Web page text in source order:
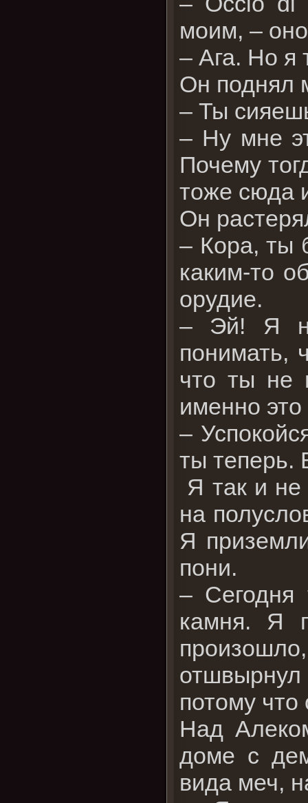
моим, –
– Ага. Но я
Он поднял
– Ты
– Ну мне
Почему
тоже сюда
Он
– Кора, ты
каким-то
орудие.
– Эй! Я
понимать,
что ты не
именно
–
ты теперь.
Я так и не
на
Я
пони.
– Сегодня
камня. Я
потому
Над
доме с
вида меч,